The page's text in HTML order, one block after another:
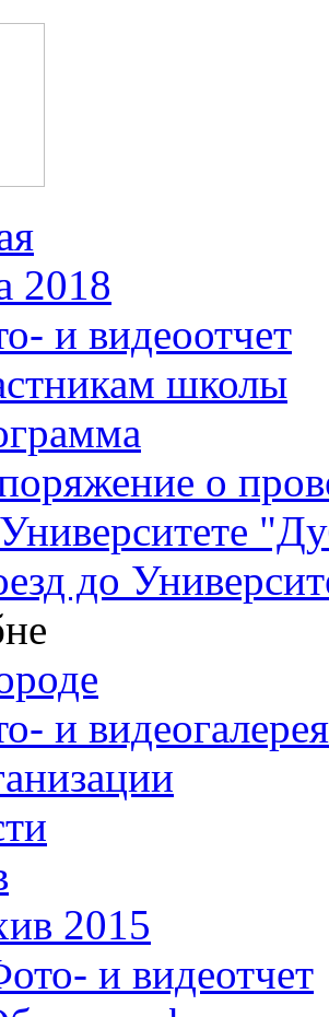
2018
и видеоотчет
школы
о
до
и видеогалерея
2015
и видеотчет